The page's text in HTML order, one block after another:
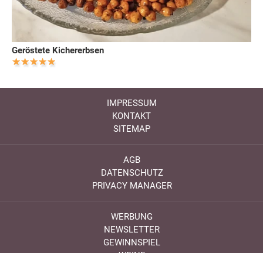
Geröstete Kichererbsen
IMPRESSUM
KONTAKT
SITEMAP
AGB
DATENSCHUTZ
PRIVACY MANAGER
WERBUNG
NEWSLETTER
GEWINNSPIEL